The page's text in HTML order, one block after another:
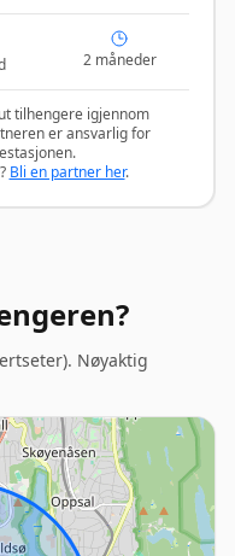
2 måneder
tilhengere igjennom
er ansvarlig for
Bli en partner her.
Nøyaktig